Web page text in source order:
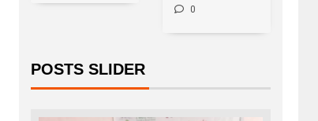
0
POSTS SLIDER